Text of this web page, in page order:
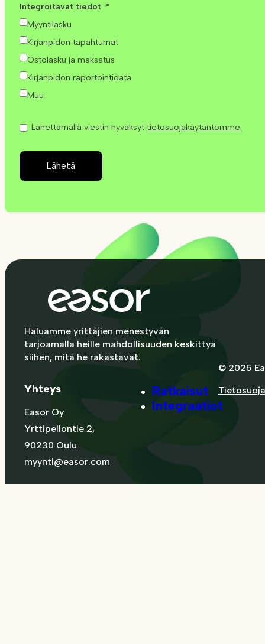
Integroitavat tiedot
Myyntilasku
Kirjanpidon tapahtumat
Ostolasku ja maksatus
Kirjanpidon raportointidata
Muu
Lähettämällä viestin hyväksyt tietosuojakäytäntömme.
Lähetä
Haluamme yrittäjien menestyvän
tarjoamalla heille mahdollisuuden keskittyä
siihen, mitä he rakastavat.
Yhteys
Easor Oy
Yrttipellontie 2,
90230 Oulu
myynti@easor.com
Ratkaisut
Integraatiot
© 2025